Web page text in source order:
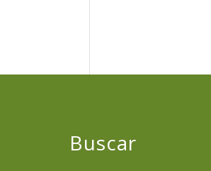
Buscar